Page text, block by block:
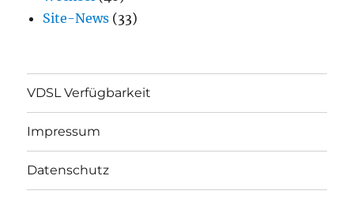
Site-News (33)
VDSL Verfügbarkeit
Impressum
Datenschutz